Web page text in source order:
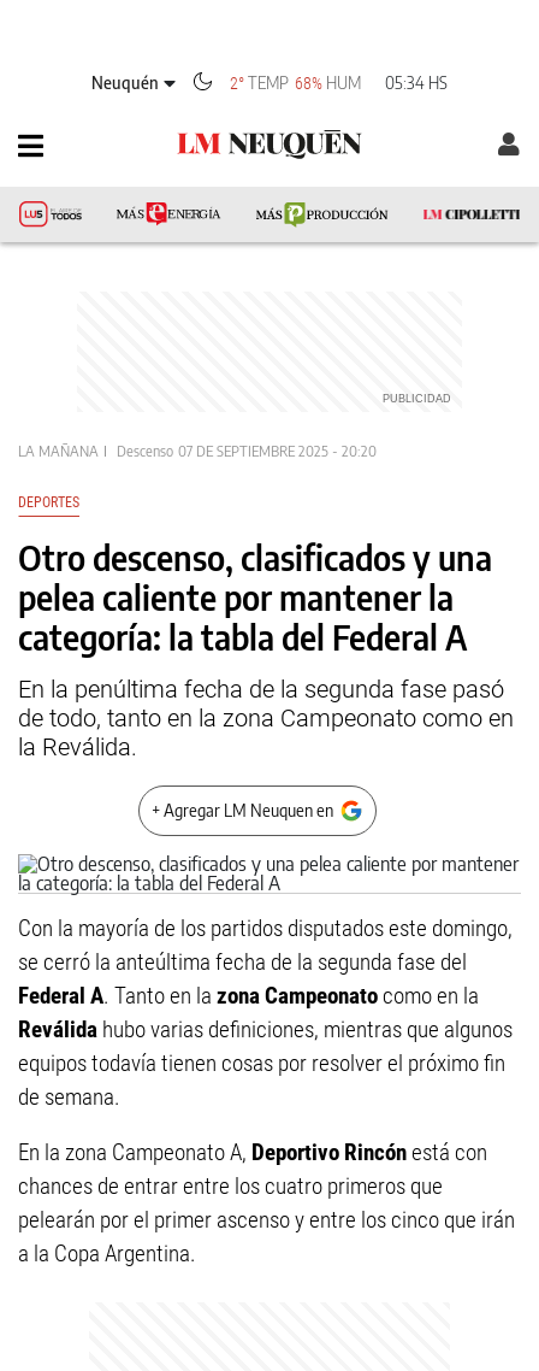
Neuquén 2°TEMP 68% HUM 05:34 HS
LA MAÑANA Descenso 07 DE SEPTIEMBRE 2025 - 20:20
DEPORTES
Otro descenso, clasificados y una
pelea caliente por mantener la
categoría: la tabla del Federal A
En la penúltima fecha de la segunda fase pasó
de todo, tanto en la zona Campeonato como en
la Reválida.
+ Agregar LM Neuquen en
Con la mayoría de los partidos disputados este domingo,
se cerró la anteúltima fecha de la segunda fase del
Federal A. Tanto en la zona Campeonato como en la
Reválida hubo varias definiciones, mientras que algunos
equipos todavía tienen cosas por resolver el próximo fin
de semana.
En la zona Campeonato A, Deportivo Rincónestá con
chances de entrar entre los cuatro primeros que
pelearán por el primer ascenso y entre los cinco que irán
a la Copa Argentina.